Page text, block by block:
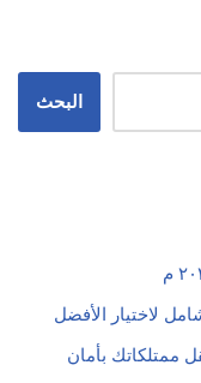
البحث
لاختيار الأفضل
ممتلكاتك بأمان